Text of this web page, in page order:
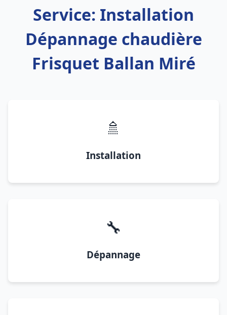
Service: Installation
Dépannage chaudière
Frisquet Ballan Miré
🚿
Installation
🔧
Dépannage